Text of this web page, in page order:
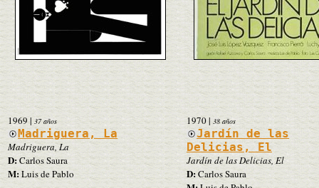
1969| 37 años
Madriguera, La
Madriguera, La
D:Carlos Saura
M:Luis de Pablo
1970| 38 años
Jardín de las
Delicias, El
Jardín de las Delicias, El
D:Carlos Saura